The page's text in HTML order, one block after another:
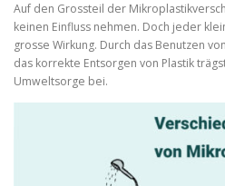
Auf den Grossteil der
keinen Einfluss nehmen. Doch jeder
grosse Wirkung. Durch das Benutzen
das korrekte Entsorgen von Plastik
Umweltsorge bei.